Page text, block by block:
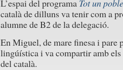
L’espai del programa Tot un poble
català de dilluns va tenir com a
alumne de B2 de la delegació.
En Miguel, de mare finesa i pare
lingúística i va compartir amb els
del català.